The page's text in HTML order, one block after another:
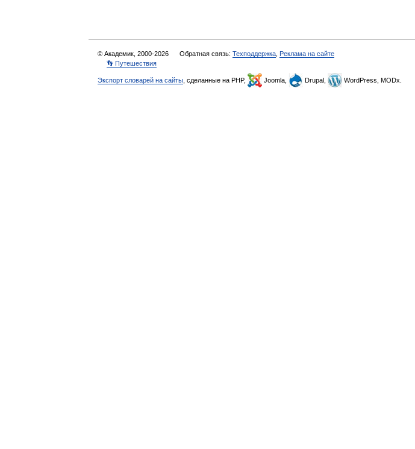
© Академик, 2000-2026 Обратная связь: Техподдержка Реклама на сайте
👣 Путешествия
Экспорт словарей на сайты , сделанные на PHP, Joomla, Drupal, WordPress, MODx.